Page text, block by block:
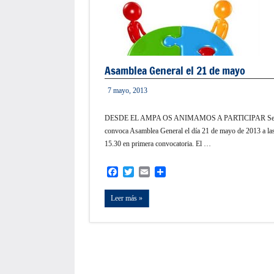
Asamblea General el 21 de mayo
7 mayo, 2013
informacion
DESDE EL AMPA OS ANIMAMOS A PARTICIPAR Se
convoca Asamblea General el día 21 de mayo de 2013 a
15.30 en primera convocatoria. El …
FacebookTwitterEmail
Leer más